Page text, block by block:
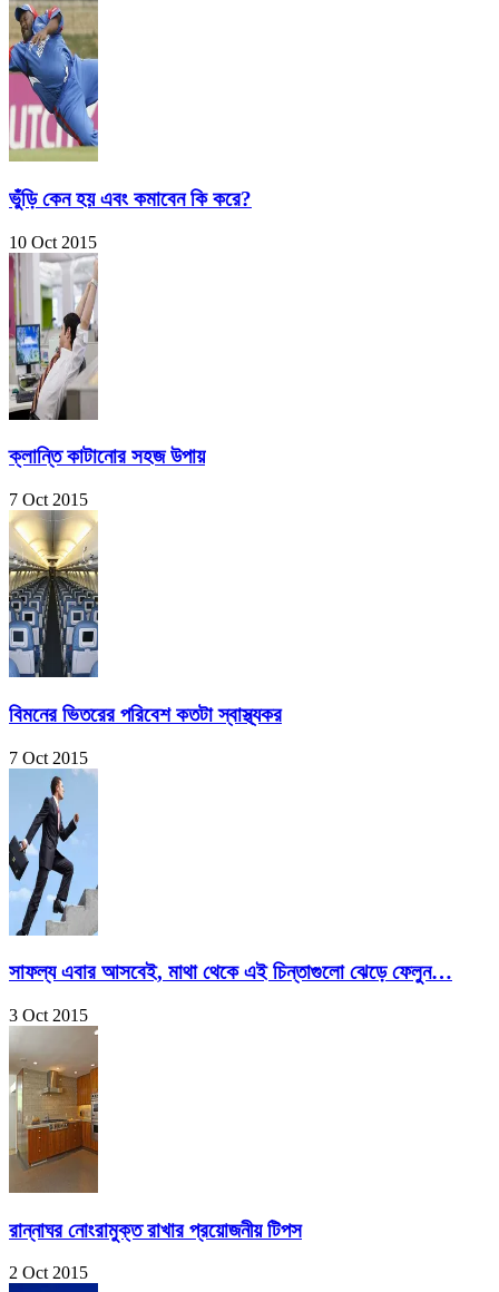
ভুঁড়ি কেন হয় এবং কমাবেন কি করে?
10 Oct 2015
ক্লান্তি কাটানোর সহজ উপায়
7 Oct 2015
বিমনের ভিতরের পরিবেশ কতটা স্বাস্থ্যকর
7 Oct 2015
সাফল্য এবার আসবেই, মাথা থেকে এই চিন্তাগুলো ঝেড়ে ফেলুন…
3 Oct 2015
রান্নাঘর নোংরামুক্ত রাখার প্রয়োজনীয় টিপস
2 Oct 2015